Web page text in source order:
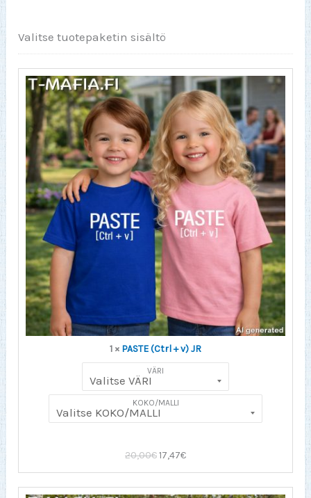
Valitse tuotepaketin sisältö
1 × PASTE (Ctrl + v) JR
VÄRI
KOKO/MALLI
20,00€Alkuperäinen
hinta
oli:
17,47€Nykyinen
hinta
on: